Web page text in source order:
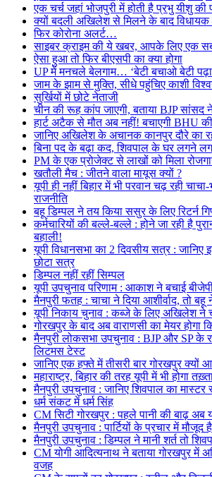
एक चर्च जहां भोजपुरी में होती है प्रभु यीशु की
क्यों बदली अखिलेश से मिलने के बाद
फिर कोरोना अलर्ट…
साइबर क्राइम की ये खबर, आपके लिए एक
ऐसा हुआ तो फिर बीएसपी का क्या होगा
UP में मनचले बेलगाम… ‘बेटी बचाओ बेटी
जाम के झाम से मुक्ति, सीधे पहुंचिए काशी
सुर्खियों में छोटे नेताजी
चीन की रूह कांप जाएगी, बताया BJP सांसद
हार्ट अटैक से मौत अब नहीं! बचाएगी BHU
जानिए अखिलेश के अचानक कानपुर दौरे का
बिना पद के बढ़ा कद, शिवपाल के घर लगने
PM के एक प्रोजेक्ट से लाखों को मिला
खतौली मैच : जीतने वाला मायूस क्यों ?
यूपी ही नहीं बिहार में भी परवान चढ़ रही
राजनीति
बहू डिम्पल ने तय किया ससुर के लिए रिटर्न
कर्मचारियों की बल्ले-बल्ले : होने जा रही है
बहाली!
यूपी विधानसभा का 2 दिवसीय सत्र :
छोटा सत्र
डिम्पल नहीं रहीं सिम्पल
यूपी उपचुनाव परिणाम : आकाश ने बचाई
मैनपुरी फतह : चाचा ने दिया आशीर्वाद, तो बहू
यूपी निकाय चुनाव : कब्जे के लिए अखिलेश ने
गोरखपुर के बाद अब वाराणसी का मेयर होगा
मैनपुरी लोकसभा उपचुनाव : BJP और SP के
लिटमस टेस्ट
जानिए एक हफ्ते में तीसरी बार गोरखपुर क्यों
महाराष्ट्र, बिहार की तरह यूपी में भी होगा
मैनपुरी उपचुनाव : जानिए शिवपाल का मास्टर
धर्म संकट में धर्म सिंह
CM सिटी गोरखपुर : पहले पानी की बाढ़ अब
मैनपुरी उपचुनाव : पार्टियों के प्रचार में मौजूद
मैनपुरी उपचुनाव : डिम्पल ने मानी शर्त तो
CM योगी आदित्यनाथ ने बताया गोरखपुर में
वजह